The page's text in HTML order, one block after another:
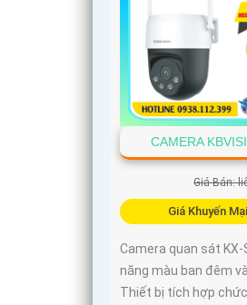
CAMERA
Giá Bán:
Giá Khuyến
Camera quan sát
năng màu ban đêm
Thiết bị tích hợp